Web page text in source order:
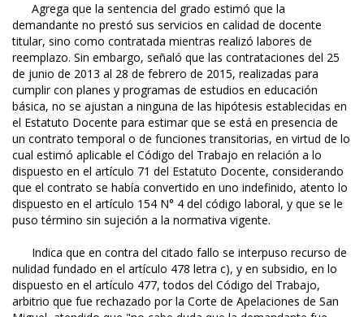
Agrega que la sentencia del grado estimó que la
demandante no prestó sus servicios en calidad de docente
titular, sino como contratada mientras realizó labores de
reemplazo. Sin embargo, señaló que las contrataciones del 25
de junio de 2013 al 28 de febrero de 2015, realizadas para
cumplir con planes y programas de estudios en educación
básica, no se ajustan a ninguna de las hipótesis establecidas en
el Estatuto Docente para estimar que se está en presencia de
un contrato temporal o de funciones transitorias, en virtud de lo
cual estimó aplicable el Código del Trabajo en relación a lo
dispuesto en el artículo 71 del Estatuto Docente, considerando
que el contrato se había convertido en uno indefinido, atento lo
dispuesto en el artículo 154 N° 4 del código laboral, y que se le
puso término sin sujeción a la normativa vigente.
Indica que en contra del citado fallo se interpuso recurso de
nulidad fundado en el artículo 478 letra c), y en subsidio, en lo
dispuesto en el artículo 477, todos del Código del Trabajo,
arbitrio que fue rechazado por la Corte de Apelaciones de San